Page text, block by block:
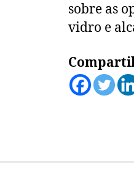
sobre as
vidro e